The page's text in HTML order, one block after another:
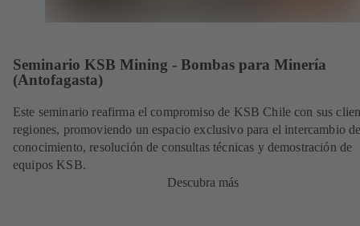
Seminario KSB Mining - Bombas para Minería
(Antofagasta)
Este seminario reafirma el compromiso de KSB Chile con sus
regiones, promoviendo un espacio exclusivo para el intercambio
conocimiento, resolución de consultas técnicas y demostración de
equipos KSB.
Descubra más